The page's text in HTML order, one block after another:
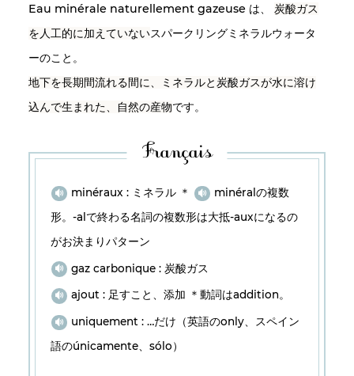
naturellement gazeuse », lorsque elle contient
uniquement le gaz carbonique qui provient
Eau minérale naturellement gazeuseは、 炭酸ガス
を人工的に加えていないスパークリングミネラルウォータ
ーのこと。
地下を長期間流れる間に、ミネラルと炭酸ガスが水に溶け
込んで生まれた、自然の産物です。
minéraux : ミネラル ＊
minéralの複数
形。-alで終わる名詞の複数形は大抵-auxになるの
がお決まりパターン
gaz carbonique : 炭酸ガス
ajout : 足すこと、添加 ＊動詞はaddition。
uniquement : …だけ（英語のonly、スペイン
語のúnicamente、sólo）